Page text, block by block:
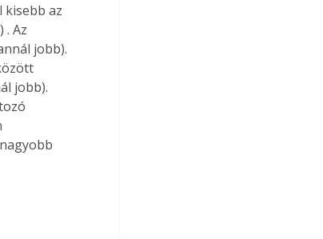
kisebb az
. Az
jobb).
